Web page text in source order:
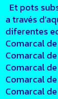
Et pots
a través
diferentes
Comarcal
Comarcal
Comarcal
Comarcal
Comarcal